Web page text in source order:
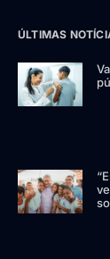
ÚLTIMAS